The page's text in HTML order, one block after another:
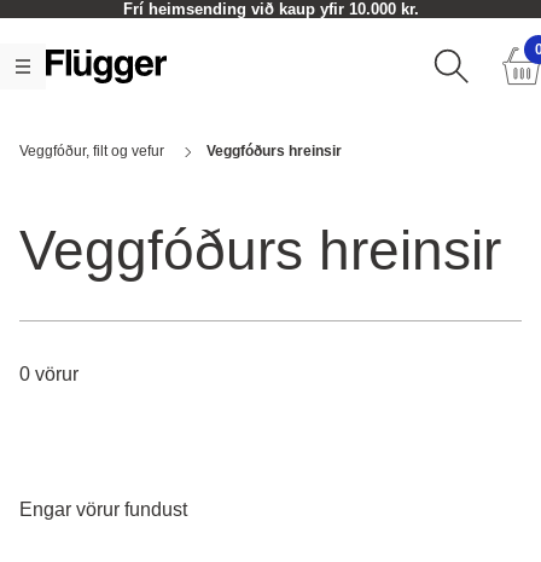
Frí heimsending við kaup yfir 10.000 kr.
Veggfóður, filt og vefur Veggfóðurs hreinsir
Veggfóðurs hreinsir
0 vörur
Engar vörur fundust